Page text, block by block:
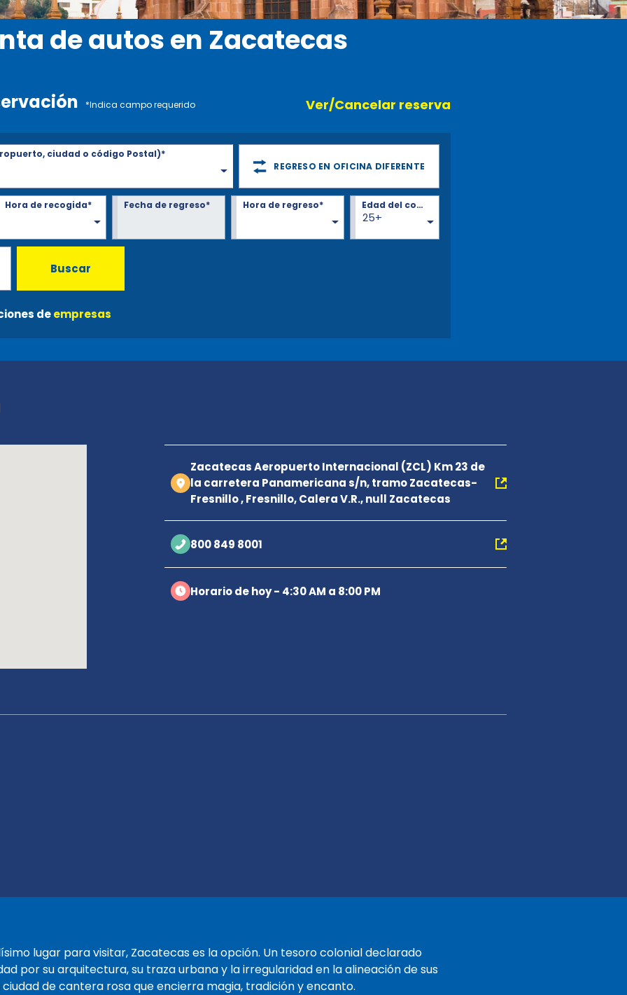
de autos en Zacatecas
*Indica campo requerido Ver/Cancelar reserva
ciudad o código Postal)*
REGRESO EN OFICINA DIFERENTE
Hora de recogida* Fecha de regreso* Hora de regreso*
25+
Edad del conductor*
Buscar
deempresas
Zacatecas Aeropuerto Internacional (ZCL) Km 23 de
la carretera Panamericana s/n, tramo Zacatecas-
Fresnillo , Fresnillo, Calera V.R., null Zacatecas
800 849 8001
Horario de hoy - 4:30 AM a 8:00 PM
lugar para visitar, Zacatecas es la opción. Un tesoro colonial declarado
por su arquitectura, su traza urbana y la irregularidad en la alineación de sus
de cantera rosa que encierra magia, tradición y encanto.